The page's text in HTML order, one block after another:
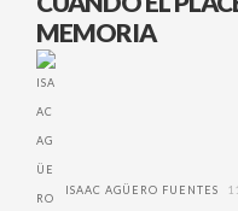
MEMORIA
ISAAC AGÜERO FUENTES